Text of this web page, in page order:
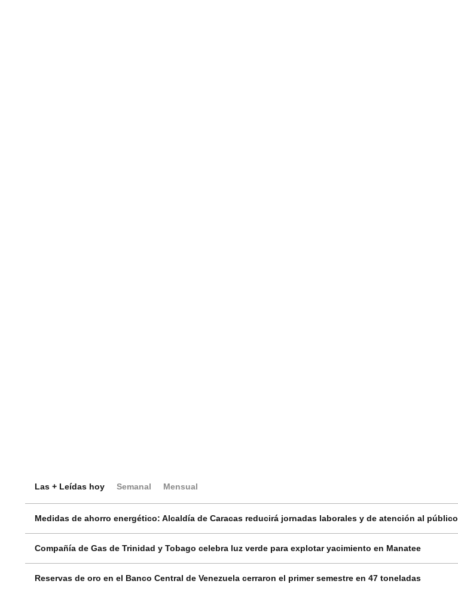
Las + Leídas hoy Semanal Mensual
Medidas de ahorro energético: Alcaldía de Caracas reducirá jornadas laborales y de atención al público
Compañía de Gas de Trinidad y Tobago celebra luz verde para explotar yacimiento en Manatee
Reservas de oro en el Banco Central de Venezuela cerraron el primer semestre en 47 toneladas